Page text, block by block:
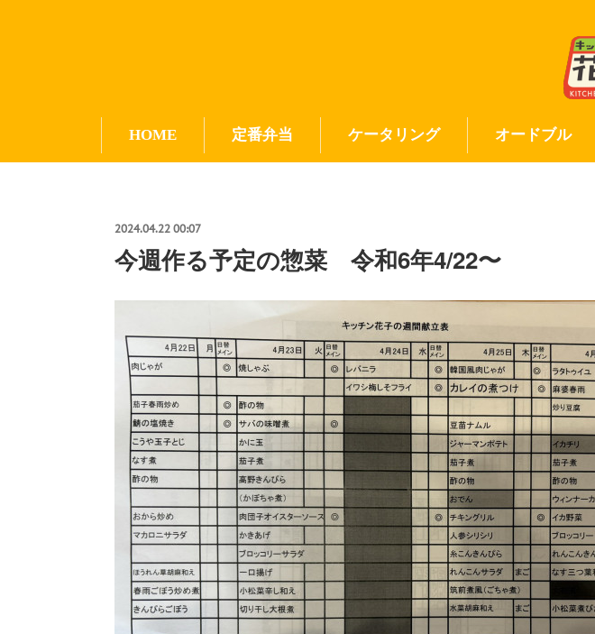
HOME 定番弁当 ケータリング オードブル
2024.04.22 00:07
今週作る予定の惣菜 令和6年4/22〜